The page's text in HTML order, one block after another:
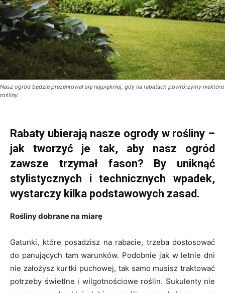
Nasz ogród będzie prezentował się najpiękniej, gdy na rabatach powtórzymy niektóre
rośliny.
Rabaty ubierają nasze ogrody w rośliny –
jak tworzyć je tak, aby nasz ogród
zawsze trzymał fason? By uniknąć
stylistycznych i technicznych wpadek,
wystarczy kilka podstawowych zasad.
Rośliny dobrane na miarę
Gatunki, które posadzisz na rabacie, trzeba dostosować
do panujących tam warunków. Podobnie jak w letnie dni
nie założysz kurtki puchowej, tak samo musisz traktować
potrzeby świetlne i wilgotnościowe roślin. Sukulenty nie